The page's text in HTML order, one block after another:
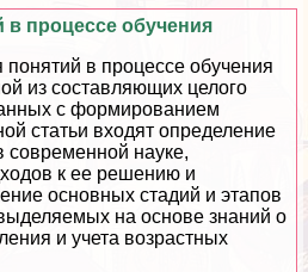
процессе обучения
в процессе обучения
из составляющих целого
с формированием
статьи входят определение
науке,
к ее решению и
основных стадий и этапов
на основе знаний о
и учета возрастных